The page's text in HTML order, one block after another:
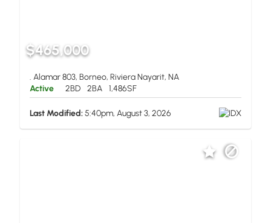
$465,000
. Alamar 803, Borneo, Riviera Nayarit, NA
Active
2BD 2BA 1,486SF
Last Modified:5:40pm, August 3, 2026